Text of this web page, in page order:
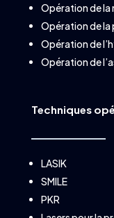
Opération de la
Opération de
Opération de
Opération de
Techniques
LASIK
SMILE
PKR